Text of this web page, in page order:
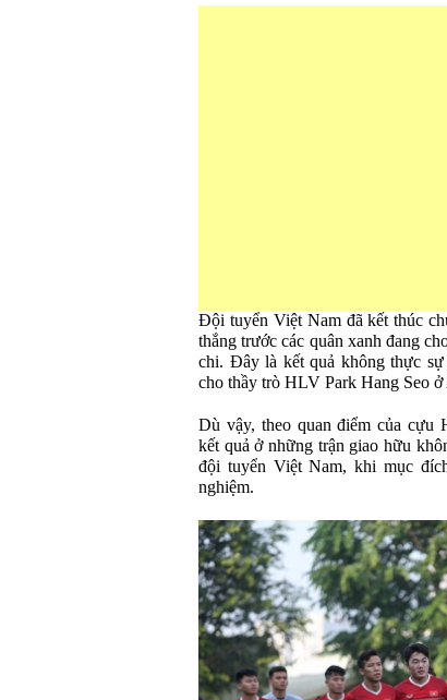
Đội tuyển Việt Nam đã kết thúc
thắng trước các quân xanh đang
chi. Đây là kết quả không thực
cho thầy trò HLV Park Hang Seo
Dù vậy, theo quan điểm của
kết quả ở những trận giao hữu
đội tuyển Việt Nam, khi mục
nghiệm.